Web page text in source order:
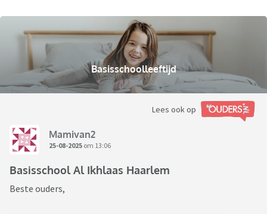
Basisschoolleeftijd
Lees ook op
Mamivan2
25-08-2025 om 13:06
Basisschool Al Ikhlaas Haarlem
Beste ouders,